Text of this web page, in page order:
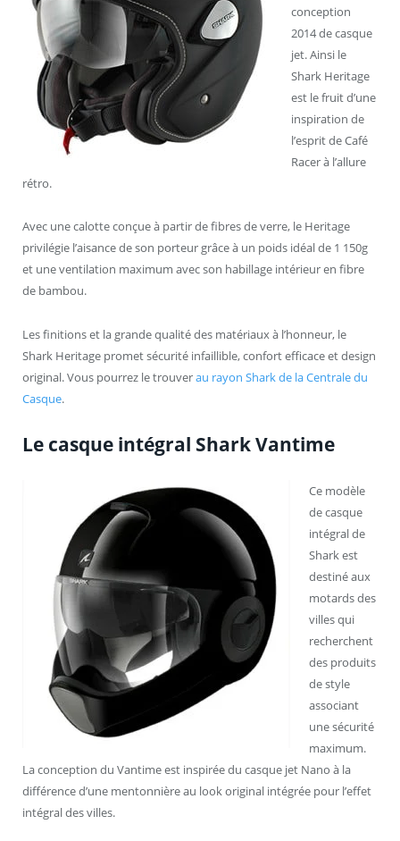
conception
2014 de casque
jet. Ainsi le
Shark Heritage
est le fruit d’une
inspiration de
l’esprit de Café
Racer à l’allure
rétro.
Avec une calotte conçue à partir de fibres de verre, le Heritage
privilégie l’aisance de son porteur grâce à un poids idéal de 1 150g
et une ventilation maximum avec son habillage intérieur en fibre
de bambou.
Les finitions et la grande qualité des matériaux à l’honneur, le
Shark Heritage promet sécurité infaillible, confort efficace et design
original. Vous pourrez le trouverau rayon Shark de la Centrale du
Casque.
Le casque intégral Shark Vantime
Ce modèle
de casque
intégral de
Shark est
destiné aux
motards des
villes qui
recherchent
des produits
de style
associant
une sécurité
maximum.
La conception du Vantime est inspirée du casque jet Nano à la
différence d’une mentonnière au look original intégrée pour l’effet
intégral des villes.